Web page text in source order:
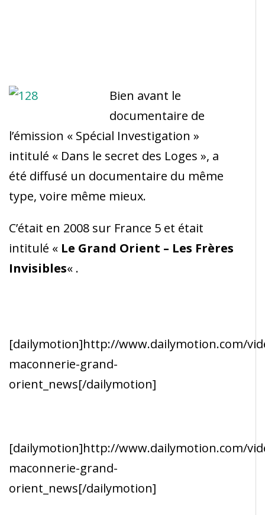
Bien avant le
documentaire de
l’émission « Spécial Investigation »
intitulé « Dans le secret des Loges », a
été diffusé un documentaire du même
type, voire même mieux.
C’était en 2008 sur France 5 et était
intitulé « Le Grand Orient – Les Frères
Invisibles« .
[dailymotion]http://www.dailymotion.com/
maconnerie-grand-
orient_news[/dailymotion]
[dailymotion]http://www.dailymotion.com/
maconnerie-grand-
orient_news[/dailymotion]